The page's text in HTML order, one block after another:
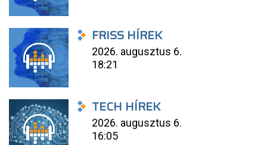
FRISS HÍREK
2026. augusztus 6.
18:21
TECH HÍREK
2026. augusztus 6.
16:05